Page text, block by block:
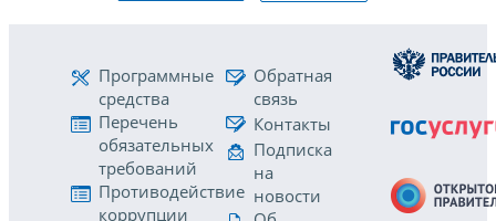
Программные
средства
Перечень
обязательных
требований
Противодействие
коррупции
Обратная
связь
Контакты
Подписка
на
новости